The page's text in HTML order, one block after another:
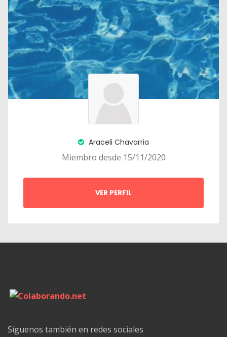
Araceli Chavarria
Miembro desde 15/11/2020
VER PERFIL
Síguenos también en redes sociales